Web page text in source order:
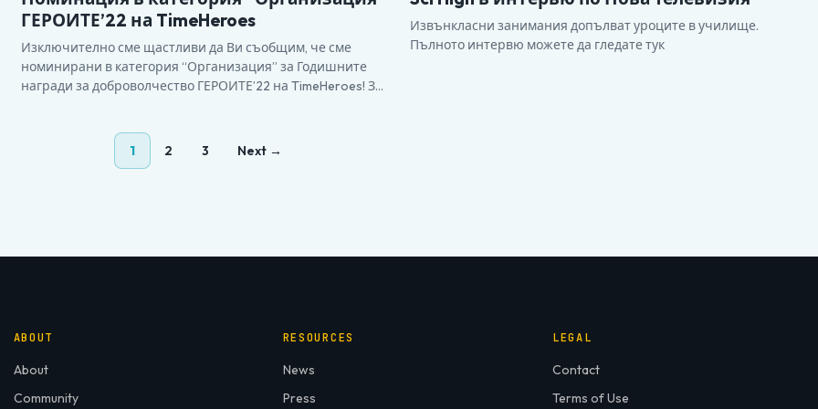
ГЕРОИТЕ’22 на TimeHeroes
Изключително сме щастливи да Ви съобщим, че сме
номинирани в категория “Организация” за Годишните
награди за доброволчество ГЕРОИТЕ’22 на TimeHeroes! За
Извънкласни занимания допълват уроците в училище.
Пълното интервю можете да гледате тук
1 2 3 Next →
ABOUT
About
Community
RESOURCES
News
Press
LEGAL
Contact
Terms of Use